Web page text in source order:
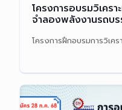
โครงการอบรมวิเคร
จำลองพลังงานรถบ
โครงการฝึกอบรมการวิเคร